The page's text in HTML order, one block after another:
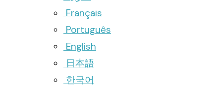
Français
Português
English
日本語
한국어